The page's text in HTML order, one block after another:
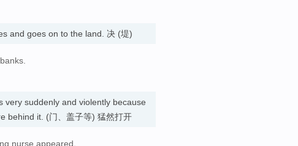
and goes on to the land. 决 (堤)
very suddenly and violently because
behind it. (门、盖子等) 猛然打开
nurse appeared.